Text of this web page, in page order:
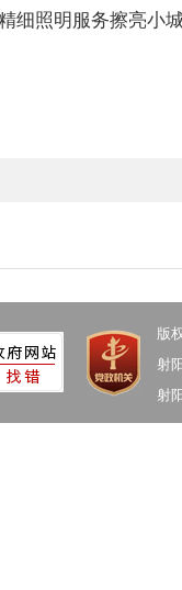
细照明服务擦亮小
版
射
射